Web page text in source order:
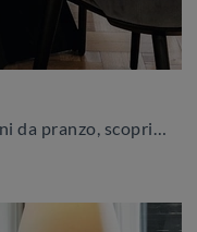
Se sei alla ricerca di tavoli moderni da pranzo, scopri i modelli fissi di Calligaris: clicca e scopri il modello Icaro ceramica in ceramica.